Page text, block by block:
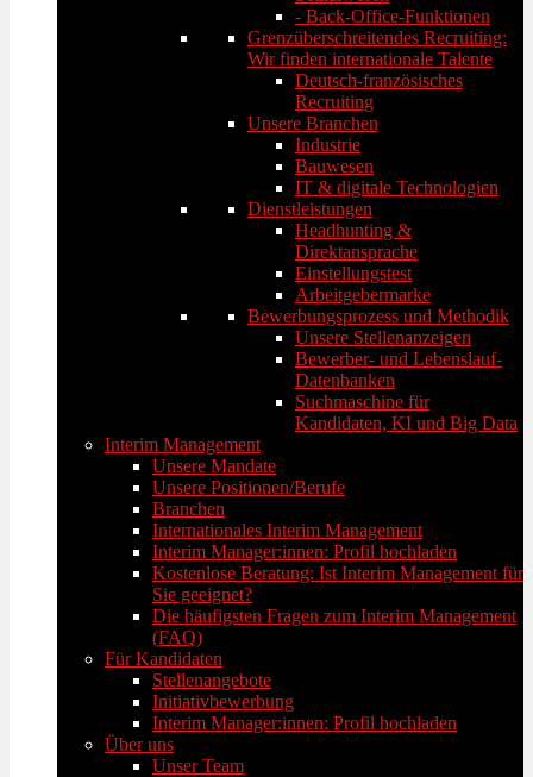
- Back-Office-Funktionen
Grenzüberschreitendes Recruiting:
Wir finden internationale Talente
Deutsch-französisches
Recruiting
Unsere Branchen
Industrie
Bauwesen
IT & digitale Technologien
Dienstleistungen
Headhunting &
Direktansprache
Einstellungstest
Arbeitgebermarke
Bewerbungsprozess und Methodik
Unsere Stellenanzeigen
Bewerber- und Lebenslauf-
Datenbanken
Suchmaschine für
Kandidaten, KI und Big Data
Interim Management
Unsere Mandate
Unsere Positionen/Berufe
Branchen
Internationales Interim Management
Interim Manager:innen: Profil hochladen
Kostenlose Beratung: Ist Interim Management für
Sie geeignet?
Die häufigsten Fragen zum Interim Management
(FAQ)
Für Kandidaten
Stellenangebote
Initiativbewerbung
Interim Manager:innen: Profil hochladen
Über uns
Unser Team